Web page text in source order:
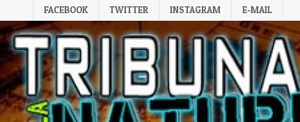
to
content
FACEBOOK TWITTER INSTAGRAM E-MAIL